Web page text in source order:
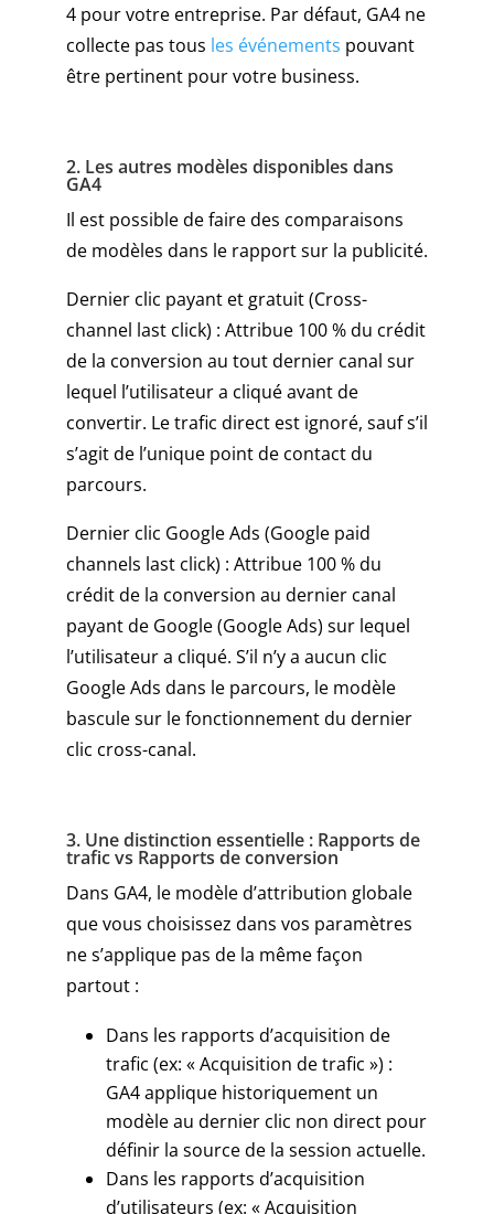
4 pour votre entreprise. Par défaut, GA4 ne
collecte pas tous les événements pouvant
être pertinent pour votre business.
2. Les autres modèles disponibles dans
GA4
Il est possible de faire des comparaisons
de modèles dans le rapport sur la publicité.
Dernier clic payant et gratuit (Cross-
channel last click) : Attribue 100 % du crédit
de la conversion au tout dernier canal sur
lequel l’utilisateur a cliqué avant de
convertir. Le trafic direct est ignoré, sauf s’il
s’agit de l’unique point de contact du
parcours.
Dernier clic Google Ads (Google paid
channels last click) : Attribue 100 % du
crédit de la conversion au dernier canal
payant de Google (Google Ads) sur lequel
l’utilisateur a cliqué. S’il n’y a aucun clic
Google Ads dans le parcours, le modèle
bascule sur le fonctionnement du dernier
clic cross-canal.
3. Une distinction essentielle : Rapports de
trafic vs Rapports de conversion
Dans GA4, le modèle d’attribution globale
que vous choisissez dans vos paramètres
ne s’applique pas de la même façon
partout :
Dans les rapports d’acquisition de
trafic (ex: « Acquisition de trafic ») :
GA4 applique historiquement un
modèle au dernier clic non direct pour
définir la source de la session actuelle.
Dans les rapports d’acquisition
d’utilisateurs (ex: « Acquisition